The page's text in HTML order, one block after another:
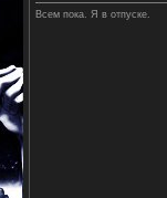
Всем пока. Я в отпуске.